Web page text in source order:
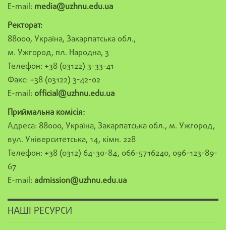
E-mail: media@uzhnu.edu.ua
Ректорат:
88000, Україна, Закарпатська обл.,
м. Ужгород, пл. Народна, 3
Телефон: +38 (03122) 3-33-41
Факс: +38 (03122) 3-42-02
E-mail: official@uzhnu.edu.ua
Приймальна комісія:
Адреса: 88000, Україна, Закарпатська обл., м. Ужгород,
вул. Університетська, 14, кімн. 228
Телефон: +38 (0312) 64-30-84, 066-5716240, 096-123-89-
67
E-mail: admission@uzhnu.edu.ua
НАШІ РЕСУРСИ